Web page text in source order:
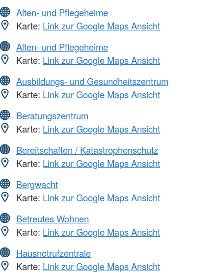
Alten- und Pflegeheime
Karte: Link zur Google Maps Ansicht
Alten- und Pflegeheime
Karte: Link zur Google Maps Ansicht
Ausbildungs- und Gesundheitszentrum
Karte: Link zur Google Maps Ansicht
Beratungszentrum
Karte: Link zur Google Maps Ansicht
Bereitschaften / Katastrophenschutz
Karte: Link zur Google Maps Ansicht
Bergwacht
Karte: Link zur Google Maps Ansicht
Betreutes Wohnen
Karte: Link zur Google Maps Ansicht
Hausnotrufzentrale
Karte: Link zur Google Maps Ansicht